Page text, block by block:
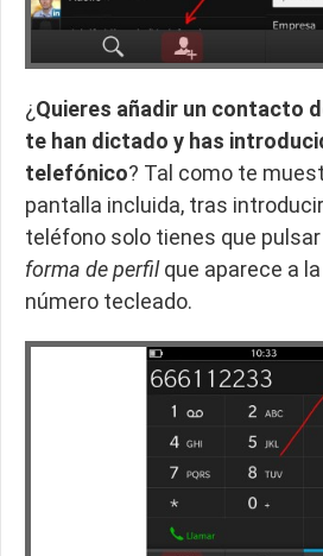
¿Quieres añadir un contacto
te han dictado y has
telefónico? Tal como te
pantalla incluida, tras
teléfono solo tienes que pulsar
forma de perfilque aparece a la
número tecleado.